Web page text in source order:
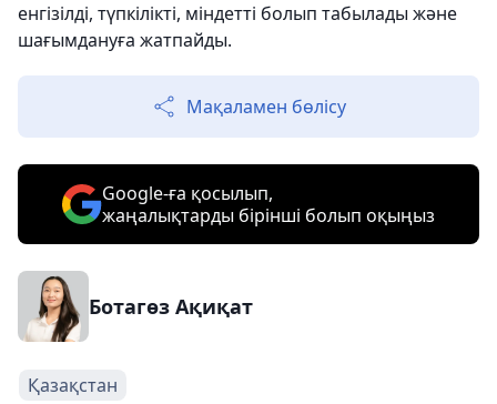
енгізілді, түпкілікті, міндетті болып табылады және
шағымдануға жатпайды.
Мақаламен бөлісу
Google-ға қосылып,
жаңалықтарды бірінші болып оқыңыз
Ботагөз Ақиқат
Қазақстан